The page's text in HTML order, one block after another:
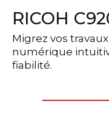
RICOH
Migrez vos
numérique
fiabilité.